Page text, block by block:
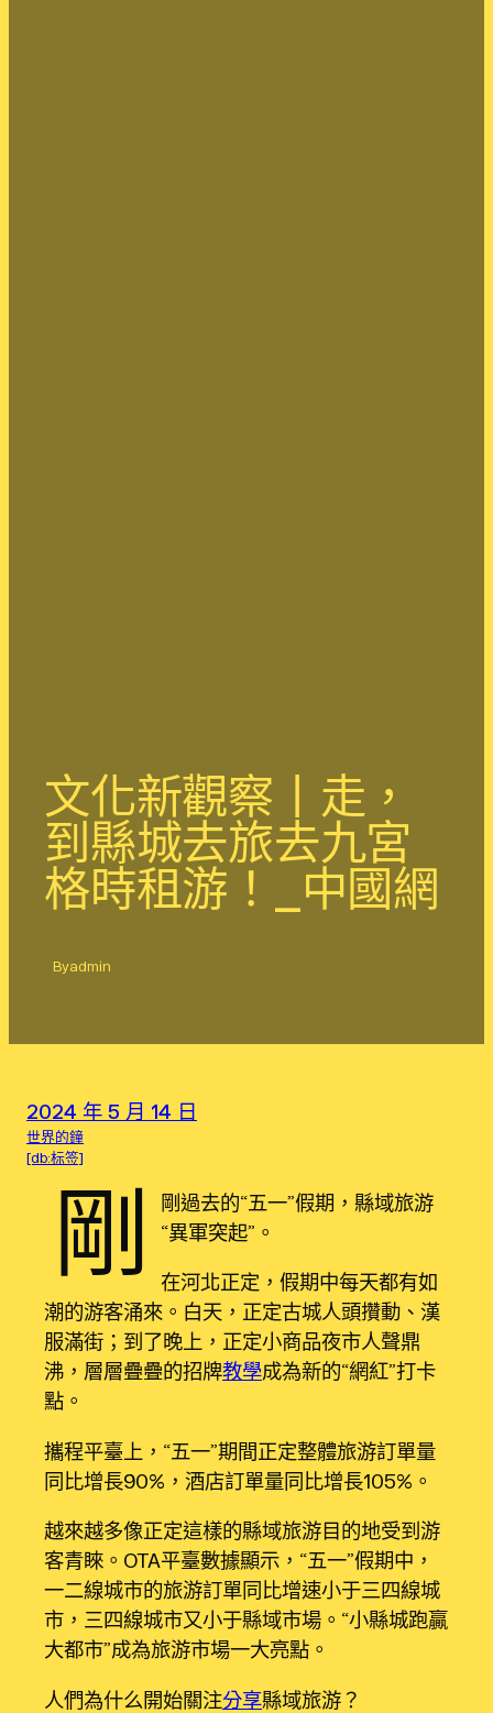
文化新觀察丨走，
到縣城去旅去九宮
格時租游！_中國網
Byadmin
2024 年 5 月 14 日
世界的鐘
[db:标签]
剛
剛過去的“五一”假期，縣域旅游
“異軍突起”。
在河北正定，假期中每天都有如
潮的游客涌來。白天，正定古城人頭攢動、漢
服滿街；到了晚上，正定小商品夜市人聲鼎
沸，層層疊疊的招牌教學成為新的“網紅”打卡
點。
攜程平臺上，“五一”期間正定整體旅游訂單量
同比增長90%，酒店訂單量同比增長105%。
越來越多像正定這樣的縣域旅游目的地受到游
客青睞。OTA平臺數據顯示，“五一”假期中，
一二線城市的旅游訂單同比增速小于三四線城
市，三四線城市又小于縣域市場。“小縣城跑贏
大都市”成為旅游市場一大亮點。
人們為什么開始關注分享縣域旅游？